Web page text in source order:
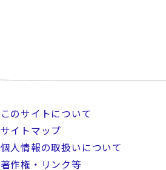
このサイトについて
サイトマップ
個人情報の取扱いについて
著作権・リンク等